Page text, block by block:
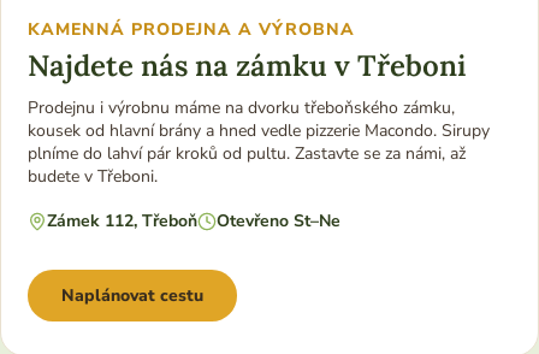
KAMENNÁ PRODEJNA A VÝROBNA
Najdete nás na zámku v Třeboni
Prodejnu i výrobnu máme na dvorku třeboňského zámku,
kousek od hlavní brány a hned vedle pizzerie Macondo. Sirupy
plníme do lahví pár kroků od pultu. Zastavte se za námi, až
budete v Třeboni.
Zámek 112, Třeboň
Otevřeno St–Ne
Naplánovat cestu